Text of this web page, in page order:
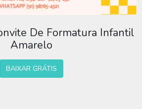
De Formatura Infantil
Amarelo
BAIXAR GRÁTIS